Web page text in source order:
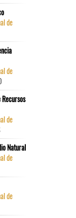
de
de
de
Natural
de
de